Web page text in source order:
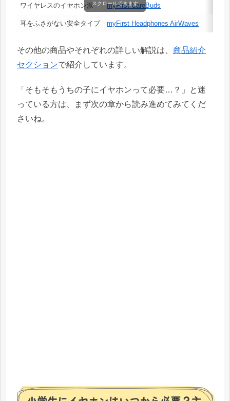
ワイヤレスのイヤホン派 myFirst CareBuds
耳をふさがない安全タイプ myFirst Headphones AirWaves
スクロールできます
その他の商品やそれぞれの詳しい解説は、 商品紹介
セクションで紹介しています。
「そもそもうちの子にイヤホンって必要…？」と迷
っている方は、まず次の章から読み進めてみてくだ
さいね。